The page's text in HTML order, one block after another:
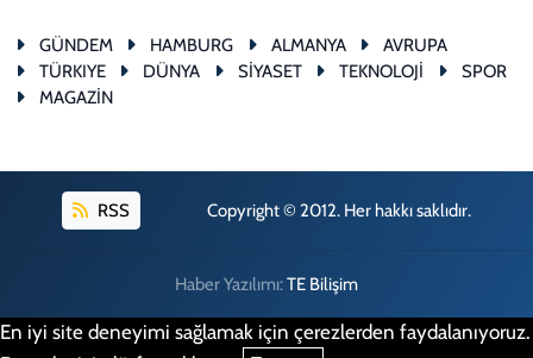
GÜNDEM HAMBURG ALMANYA
AVRUPA
TÜRKIYE
DÜNYA SİYASET TEKNOLOJİ
SPOR
MAGAZİN
RSS Copyright © 2012. Her hakkı saklıdır.
Haber Yazılımı:TE Bilişim
En iyi site deneyimi sağlamak için çerezlerden faydalanıyoruz.